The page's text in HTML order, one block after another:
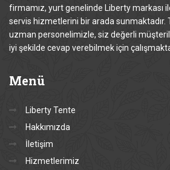
firmamız, yurt genelinde Liberty markası
servis hizmetlerini bir arada sunmaktadır.
uzman personelimizle, siz değerli
iyi şekilde cevap verebilmek için
Menü
Liberty Tente
Hakkımızda
İletişim
Hizmetlerimiz